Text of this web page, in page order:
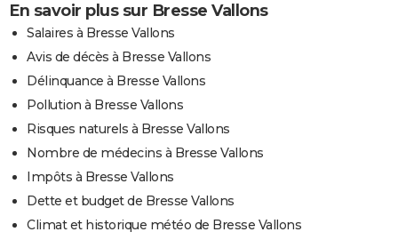
En savoir plus sur Bresse Vallons
Salaires à Bresse Vallons
Avis de décès à Bresse Vallons
Délinquance à Bresse Vallons
Pollution à Bresse Vallons
Risques naturels à Bresse Vallons
Nombre de médecins à Bresse Vallons
Impôts à Bresse Vallons
Dette et budget de Bresse Vallons
Climat et historique météo de Bresse Vallons